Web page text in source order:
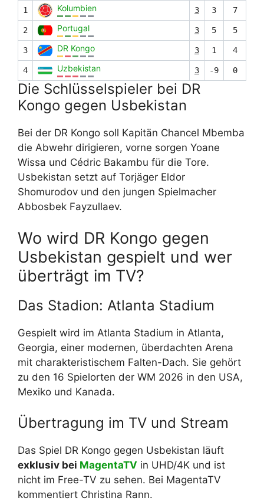
1 Kolumbien 3 3 7
2 Portugal 3 5 5
3 DR Kongo 3 1 4
4 Uzbekistan 3 -9 0
Die Schlüsselspieler bei DR
Kongo gegen Usbekistan
Bei der DR Kongo soll Kapitän Chancel Mbemba
die Abwehr dirigieren, vorne sorgen Yoane
Wissa und Cédric Bakambu für die Tore.
Usbekistan setzt auf Torjäger Eldor
Shomurodov und den jungen Spielmacher
Abbosbek Fayzullaev.
Wo wird DR Kongo gegen
Usbekistan gespielt und wer
überträgt im TV?
Das Stadion: Atlanta Stadium
Gespielt wird im Atlanta Stadium in Atlanta,
Georgia, einer modernen, überdachten Arena
mit charakteristischem Falten-Dach. Sie gehört
zu den 16 Spielorten der WM 2026 in den USA,
Mexiko und Kanada.
Übertragung im TV und Stream
Das Spiel DR Kongo gegen Usbekistan läuft
exklusiv bei MagentaTV in UHD/4K und ist
nicht im Free-TV zu sehen. Bei MagentaTV
kommentiert Christina Rann.